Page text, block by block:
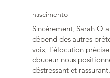
nascimento
Sincèrement, Sarah O
dépend des autres
voix, l’élocution
douceur nous
déstressant et rassurant.